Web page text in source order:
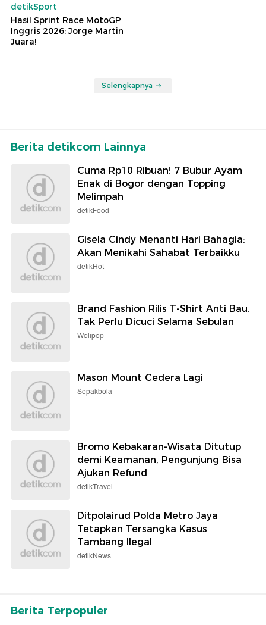
detikSport
Hasil Sprint Race MotoGP
Inggris 2026: Jorge Martin
Juara!
Selengkapnya
Berita detikcom Lainnya
Cuma Rp10 Ribuan! 7 Bubur Ayam
Enak di Bogor dengan Topping
Melimpah
detikFood
Gisela Cindy Menanti Hari Bahagia:
Akan Menikahi Sahabat Terbaikku
detikHot
Brand Fashion Rilis T-Shirt Anti Bau,
Tak Perlu Dicuci Selama Sebulan
Wolipop
Mason Mount Cedera Lagi
Sepakbola
Bromo Kebakaran-Wisata Ditutup
demi Keamanan, Pengunjung Bisa
Ajukan Refund
detikTravel
Ditpolairud Polda Metro Jaya
Tetapkan Tersangka Kasus
Tambang Ilegal
detikNews
Berita Terpopuler